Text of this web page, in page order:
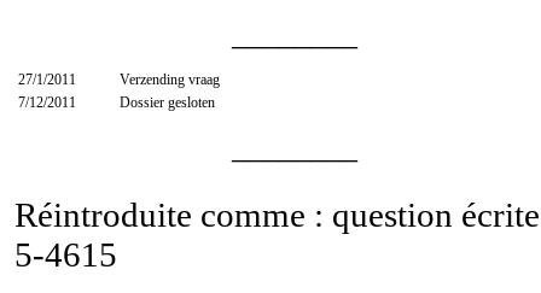
27/1/2011
Verzending vraag
7/12/2011
Dossier gesloten
Réintroduite comme : question écrite
5-4615